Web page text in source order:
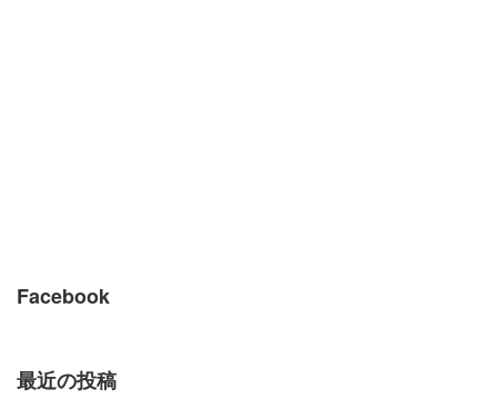
Facebook
最近の投稿